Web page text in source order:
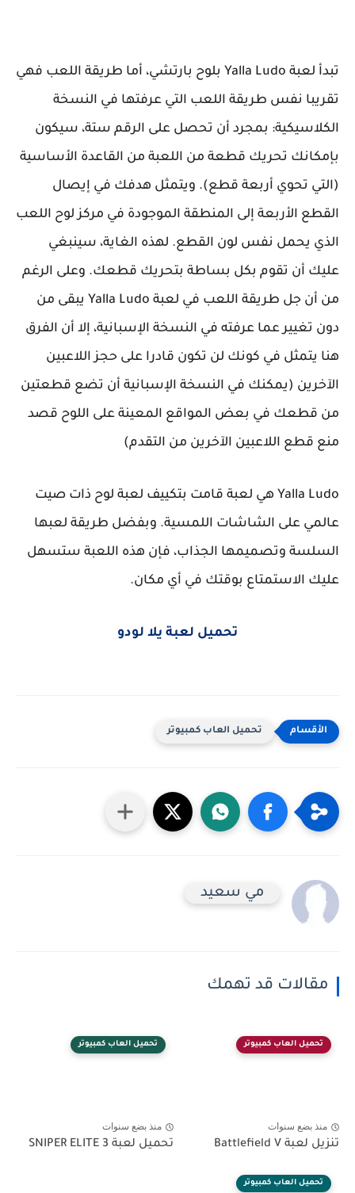
تبدأ لعبة Yalla Ludo بلوح بارتشي، أما طريقة اللعب فهي
تقريبا نفس طريقة اللعب التي عرفتها في النسخة
الكلاسيكية: بمجرد أن تحصل على الرقم ستة، سيكون
بإمكانك تحريك قطعة من اللعبة من القاعدة الأساسية
(التي تحوي أربعة قطع). ويتمثل هدفك في إيصال
القطع الأربعة إلى المنطقة الموجودة في مركز لوح اللعب
الذي يحمل نفس لون القطع. لهذه الغاية، سينبغي
عليك أن تقوم بكل بساطة بتحريك قطعك. وعلى الرغم
من أن جل طريقة اللعب في لعبة Yalla Ludo يبقى من
دون تغيير عما عرفته في النسخة الإسبانية، إلا أن الفرق
هنا يتمثل في كونك لن تكون قادرا على حجز اللاعبين
الآخرين (يمكنك في النسخة الإسبانية أن تضع قطعتين
من قطعك في بعض المواقع المعينة على اللوح قصد
منع قطع اللاعبين الآخرين من التقدم)
Yalla Ludo هي لعبة قامت بتكييف لعبة لوح ذات صيت
عالمي على الشاشات اللمسية. وبفضل طريقة لعبها
السلسة وتصميمها الجذاب، فإن هذه اللعبة ستسهل
عليك الاستمتاع بوقتك في أي مكان.
تحميل لعبة يلا لودو
تحميل العاب كمبيوتر
مي سعيد
مقالات قد تهمك
تحميل العاب كمبيوتر
منذ بضع سنوات
تنزيل لعبة Battlefield V
تحميل العاب كمبيوتر
منذ بضع سنوات
تحميل لعبة SNIPER ELITE 3
تحميل العاب كمبيوتر